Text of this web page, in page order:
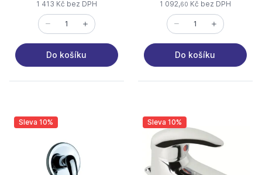
1 413 Kč bez DPH
Do košíku
1 092,60 Kč bez DPH
Do košíku
Sleva 10% Sleva 10%